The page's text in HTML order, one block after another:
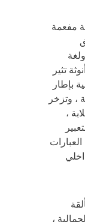
مفعمة
تثير
بإطار
، وتزخر
،
،